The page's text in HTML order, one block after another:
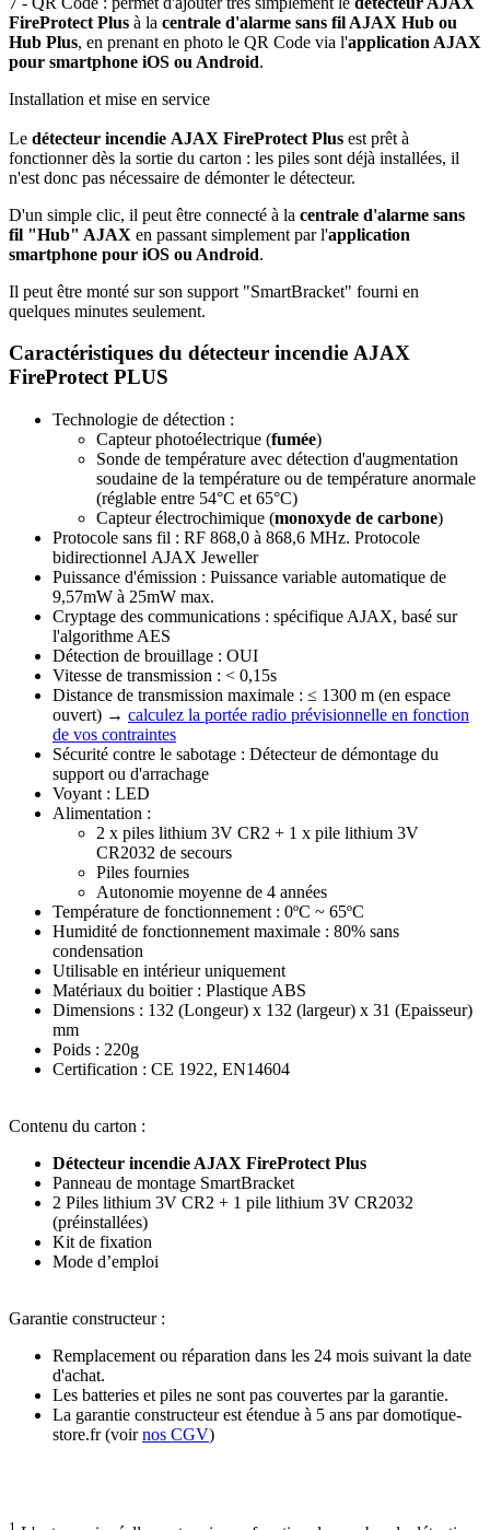
FireProtect Plus à la centrale d'alarme sans fil AJAX Hub ou
Hub Plus, en prenant en photo le QR Code via l'application AJAX
pour smartphone iOS ou Android.
Installation et mise en service
Le détecteur incendie AJAX FireProtect Plus est prêt à
fonctionner dès la sortie du carton : les piles sont déjà installées, il
n'est donc pas nécessaire de démonter le détecteur.
D'un simple clic, il peut être connecté à la centrale d'alarme sans
fil "Hub" AJAX en passant simplement par l'application
smartphone pour iOS ou Android.
Il peut être monté sur son support "SmartBracket" fourni en
quelques minutes seulement.
Caractéristiques du détecteur incendie AJAX
FireProtect PLUS
Technologie de détection :
Capteur photoélectrique (fumée)
Sonde de température avec détection d'augmentation
soudaine de la température ou de température anormale
(réglable entre 54°C et 65°C)
Capteur électrochimique (monoxyde de carbone)
Protocole sans fil : RF 868,0 à 868,6 MHz. Protocole
bidirectionnel AJAX Jeweller
Puissance d'émission : Puissance variable automatique de
9,57mW à 25mW max.
Cryptage des communications : spécifique AJAX, basé sur
l'algorithme AES
Détection de brouillage : OUI
Vitesse de transmission : < 0,15s
Distance de transmission maximale : ≤ 1300 m (en espace
ouvert) → calculez la portée radio prévisionnelle en fonction
de vos contraintes
Sécurité contre le sabotage : Détecteur de démontage du
support ou d'arrachage
Voyant : LED
Alimentation :
2 x piles lithium 3V CR2 + 1 x pile lithium 3V
CR2032 de secours
Piles fournies
Autonomie moyenne de 4 années
Température de fonctionnement : 0ºC ~ 65ºC
Humidité de fonctionnement maximale : 80% sans
condensation
Utilisable en intérieur uniquement
Matériaux du boitier : Plastique ABS
Dimensions : 132 (Longeur) x 132 (largeur) x 31 (Epaisseur)
mm
Poids : 220g
Certification : CE 1922, EN14604
Contenu du carton :
Détecteur incendie AJAX FireProtect Plus
Panneau de montage SmartBracket
2 Piles lithium 3V CR2 + 1 pile lithium 3V CR2032
(préinstallées)
Kit de fixation
Mode d’emploi
Garantie constructeur:
Remplacement ou réparation dans les 24 mois suivant la date
d'achat.
Les batteries et piles ne sont pas couvertes par la garantie.
La garantie constructeur est étendue à 5 ans par domotique-
store.fr(voirnos CGV)